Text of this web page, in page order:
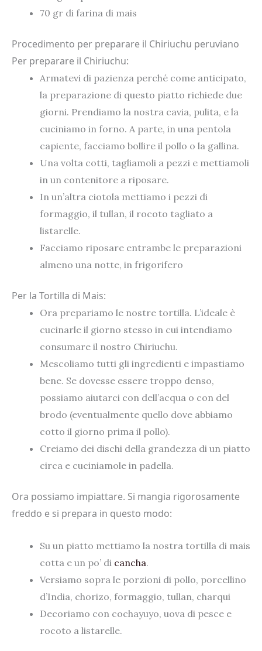
70 gr di farina di mais
Procedimento per preparare il Chiriuchu peruviano
Per preparare il Chiriuchu:
Armatevi di pazienza perché come anticipato,
la preparazione di questo piatto richiede due
giorni. Prendiamo la nostra cavia, pulita, e la
cuciniamo in forno. A parte, in una pentola
capiente, facciamo bollire il pollo o la gallina.
Una volta cotti, tagliamoli a pezzi e mettiamoli
in un contenitore a riposare.
In un’altra ciotola mettiamo i pezzi di
formaggio, il tullan, il rocoto tagliato a
listarelle.
Facciamo riposare entrambe le preparazioni
almeno una notte, in frigorifero
Per la Tortilla di Mais:
Ora prepariamo le nostre tortilla. L’ideale è
cucinarle il giorno stesso in cui intendiamo
consumare il nostro Chiriuchu.
Mescoliamo tutti gli ingredienti e impastiamo
bene. Se dovesse essere troppo denso,
possiamo aiutarci con dell’acqua o con del
brodo (eventualmente quello dove abbiamo
cotto il giorno prima il pollo).
Creiamo dei dischi della grandezza di un piatto
circa e cuciniamole in padella.
Ora possiamo impiattare. Si mangia rigorosamente
freddo e si prepara in questo modo:
Su un piatto mettiamo la nostra tortilla di mais
cotta e un po’ di cancha.
Versiamo sopra le porzioni di pollo, porcellino
d’India, chorizo, formaggio, tullan, charqui
Decoriamo con cochayuyo, uova di pesce e
rocoto a listarelle.